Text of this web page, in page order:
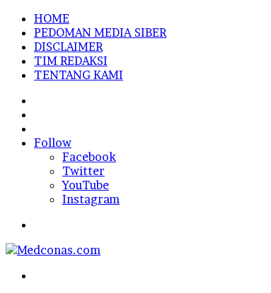
HOME
PEDOMAN MEDIA SIBER
DISCLAIMER
TIM REDAKSI
TENTANG KAMI
In
Follow
Facebook
Twitter
YouTube
Instagram